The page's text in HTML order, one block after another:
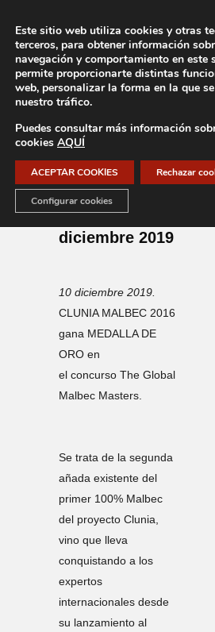
ORO para
Clunia Malbec
2016 The
Global Malbec
Masters_10
diciembre 2019
10 diciembre 2019.
CLUNIA MALBEC 2016
gana MEDALLA DE
ORO en
el concurso The Global
Malbec Masters.
Se trata de la segunda
añada existente del
primer 100% Malbec
del proyecto Clunia,
vino que lleva
conquistando a los
expertos
internacionales desde
su lanzamiento al
Este sitio web utiliza cookies y otras
terceros, para obtener información
navegación y comportamiento en este
permite proporcionarte distintas
web, personalizar la forma en la que
nuestro tráfico.
Puedes consultar más información
cookies AQUÍ
ACEPTAR COOKIES Rechazar
Configurar cookies